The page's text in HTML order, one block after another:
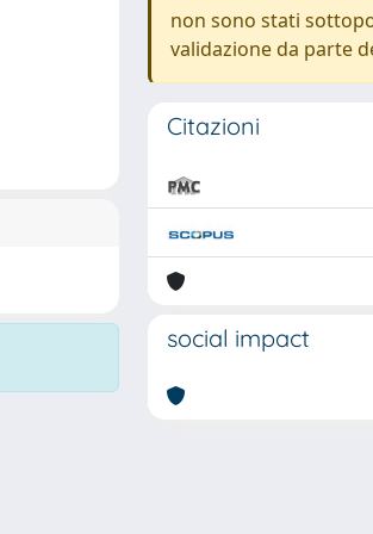
non sono stati
validazione da parte
Citazioni
social impact